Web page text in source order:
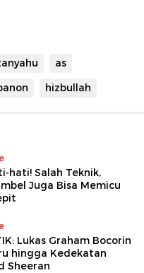
karena Israel terus
as
hizbullah
hati! Salah Teknik,
Juga Bisa Memicu
Lukas Graham Bocorin
hingga Kedekatan
Sheeran